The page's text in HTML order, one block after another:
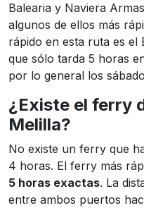
Balearia y Naviera
algunos de ellos más
rápido en esta ruta es el
que sólo tarda 5 horas
por lo general los
¿Existe el ferry
Melilla?
No existe un ferry que
4 horas. El ferry más
5 horas exactas. La
entre ambos puertos